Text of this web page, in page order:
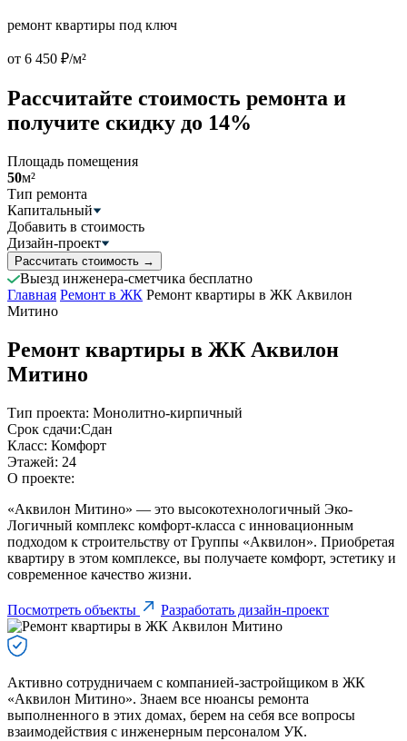
ремонт квартиры под ключ
от 6 450 ₽/м²
Рассчитайте стоимость ремонта и
получите скидку до 14%
Площадь помещения
50м²
Тип ремонта
Капитальный
Добавить в стоимость
Дизайн-проект
Рассчитать стоимость →
Выезд инженера-сметчика бесплатно
Главная Ремонт в ЖК Ремонт квартиры в ЖК Аквилон
Митино
Ремонт квартиры в ЖК Аквилон
Митино
Тип проекта: Монолитно-кирпичный
Срок сдачи:Сдан
Класс: Комфорт
Этажей: 24
О проекте:
«Аквилон Митино» — это высокотехнологичный Эко-
Логичный комплекс комфорт-класса с инновационным
подходом к строительству от Группы «Аквилон». Приобретая
квартиру в этом комплексе, вы получаете комфорт, эстетику и
современное качество жизни.
Посмотреть объекты Разработать дизайн-проект
Активно сотрудничаем с компанией-застройщиком в ЖК
«Аквилон Митино». Знаем все нюансы ремонта
выполненного в этих домах, берем на себя все вопросы
взаимодействия с инженерным персоналом УК.